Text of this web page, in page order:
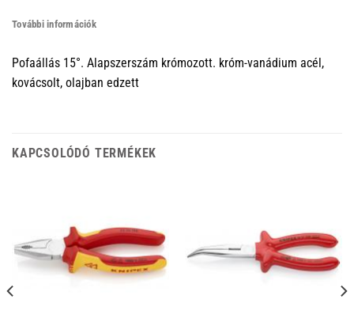
További információk
Pofaállás 15°. Alapszerszám krómozott. króm-vanádium acél,
kovácsolt, olajban edzett
KAPCSOLÓDÓ TERMÉKEK